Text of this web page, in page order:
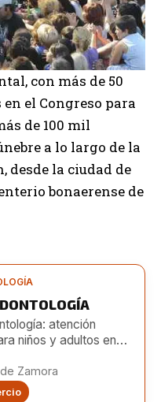
con más de 50
el Congreso para
de 100 mil
a lo largo de la
la ciudad de
bonaerense de
atención
niños y adultos en
Zamora